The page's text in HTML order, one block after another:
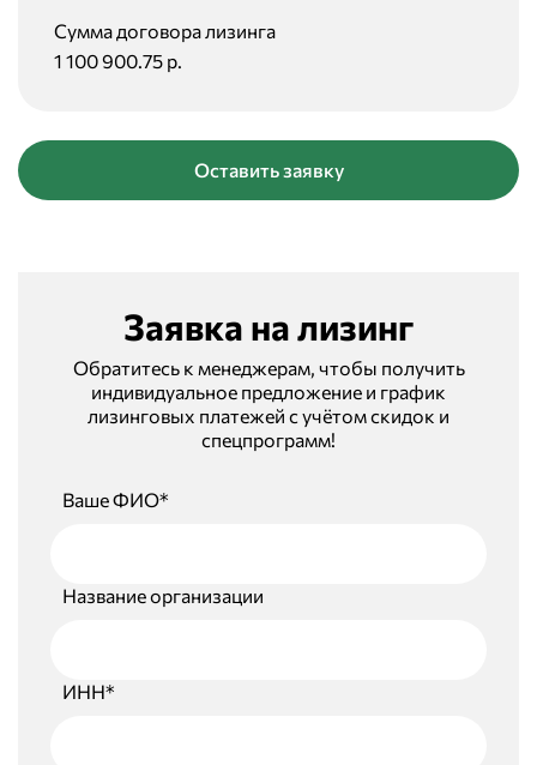
Сумма договора лизинга
1 100 900.75 р.
Оставить заявку
Заявка на лизинг
Обратитесь к менеджерам, чтобы получить
индивидуальное предложение и график
лизинговых платежей с учётом скидок и
спецпрограмм!
Ваше ФИО*
Название организации
ИНН*